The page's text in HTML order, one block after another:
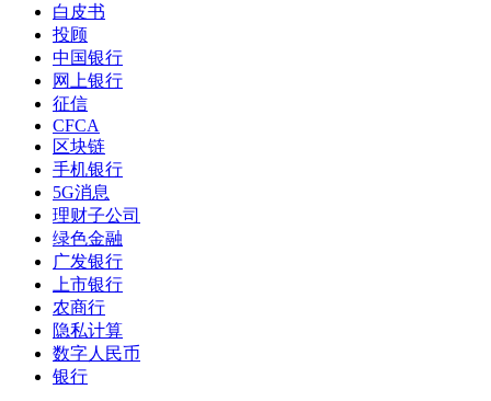
白皮书
投顾
中国银行
网上银行
征信
CFCA
区块链
手机银行
5G消息
理财子公司
绿色金融
广发银行
上市银行
农商行
隐私计算
数字人民币
银行